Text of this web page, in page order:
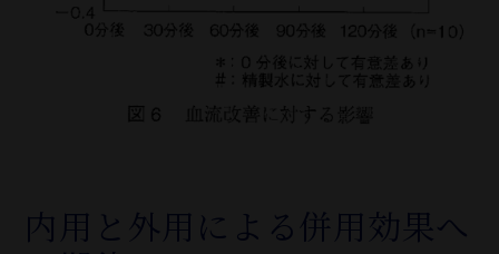
内用と外用による併用効果へ